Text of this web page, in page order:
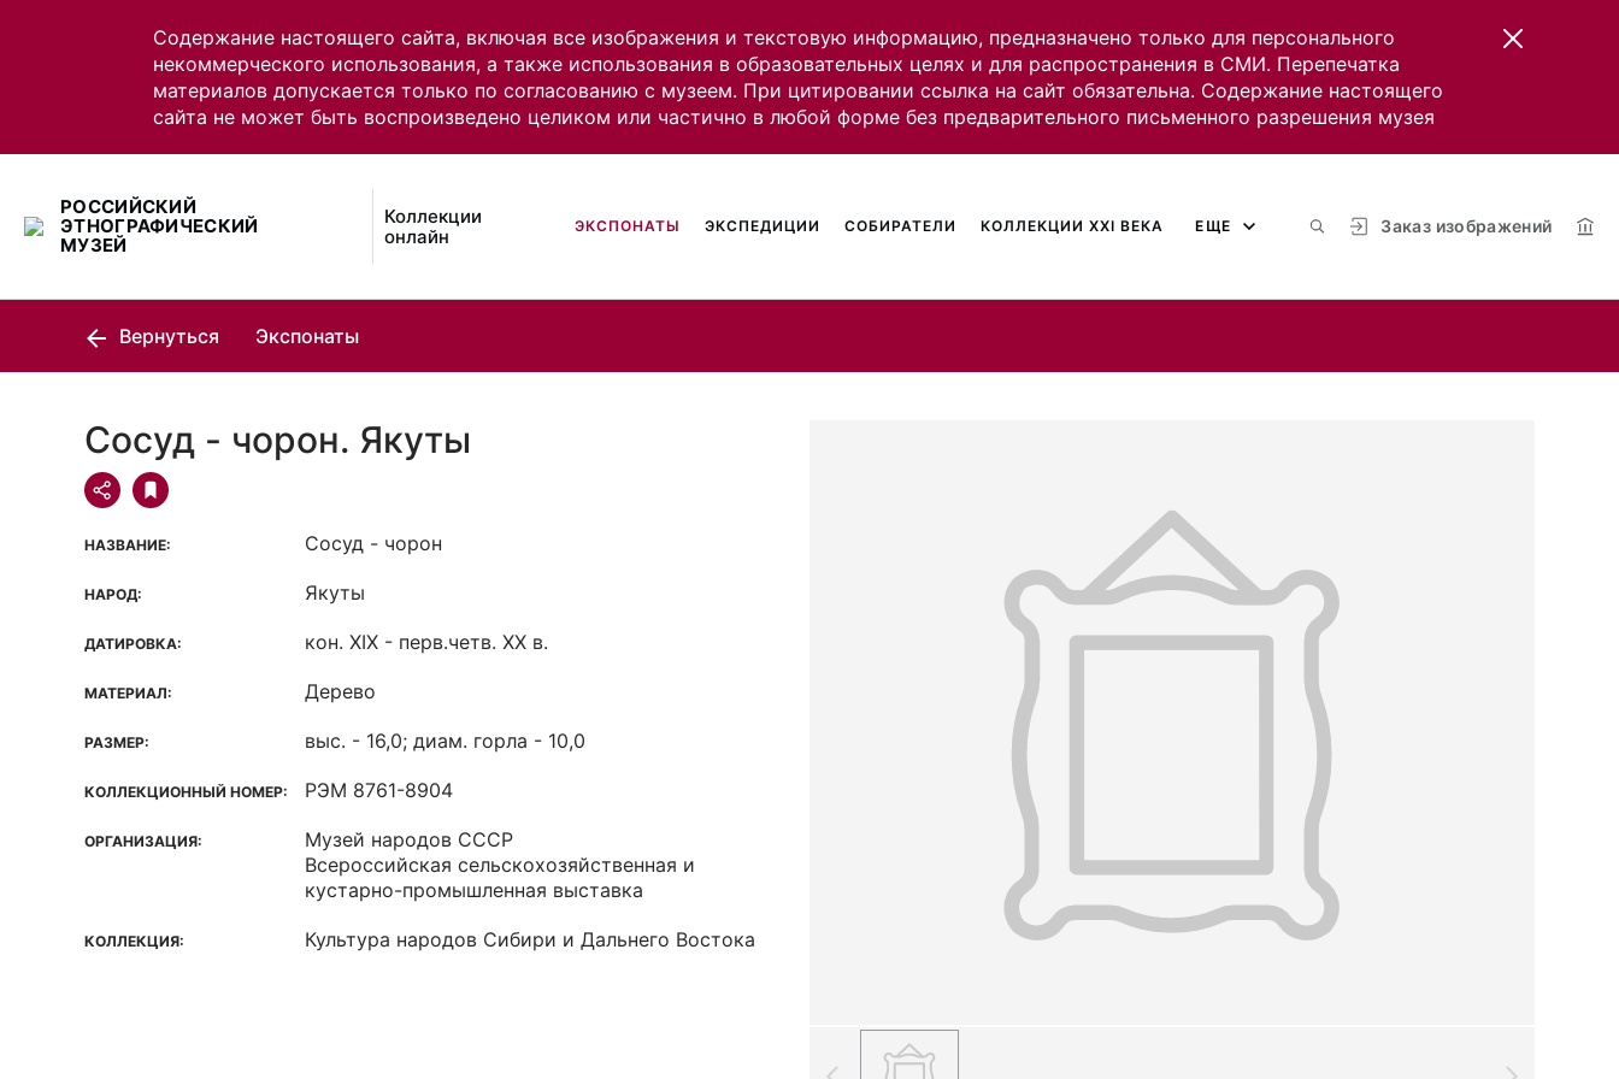
Содержание настоящего сайта, включая все изображения и текстовую информацию, предназначено только для персонального
некоммерческого использования, а также использования в образовательных целях и для распространения в СМИ. Перепечатка
материалов допускается только по согласованию с музеем. При цитировании ссылка на сайт обязательна. Содержание настоящего
сайта не может быть воспроизведено целиком или частично в любой форме без предварительного письменного разрешения музея
РОССИЙСКИЙ
ЭТНОГРАФИЧЕСКИЙ
МУЗЕЙ
Коллекции
онлайн
Заказ изображений
ЭКСПОНАТЫ ЭКСПЕДИЦИИ СОБИРАТЕЛИ КОЛЛЕКЦИИ XXI ВЕКА ЕЩЕ
Вернуться Экспонаты
Сосуд - чорон. Якуты
НАЗВАНИЕ: Сосуд - чорон
НАРОД: Якуты
ДАТИРОВКА: кон. XIX - перв.четв. XX в.
МАТЕРИАЛ: Дерево
РАЗМЕР: выс. - 16,0; диам. горла - 10,0
КОЛЛЕКЦИОННЫЙ НОМЕР: РЭМ 8761-8904
ОРГАНИЗАЦИЯ:
Музей народов СССР
Всероссийская сельскохозяйственная и
кустарно-промышленная выставка
КОЛЛЕКЦИЯ: Культура народов Сибири и Дальнего Востока